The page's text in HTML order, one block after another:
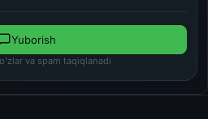
va spam taqiqlanadi
Yuborish